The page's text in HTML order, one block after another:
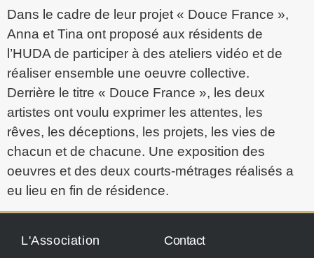
Dans le cadre de leur projet « Douce France »,
Anna et Tina ont proposé aux résidents de
l’HUDA de participer à des ateliers vidéo et de
réaliser ensemble une oeuvre collective.
Derrière le titre « Douce France », les deux
artistes ont voulu exprimer les attentes, les
rêves, les déceptions, les projets, les vies de
chacun et de chacune. Une exposition des
oeuvres et des deux courts-métrages réalisés a
eu lieu en fin de résidence.
L'Association Contact